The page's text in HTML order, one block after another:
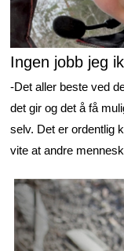
Ingen jobb jeg
-Det aller beste ved
det gir og det å få
selv. Det er ordentlig
vite at andre